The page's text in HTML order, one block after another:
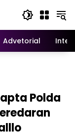
Advetorial
Polda